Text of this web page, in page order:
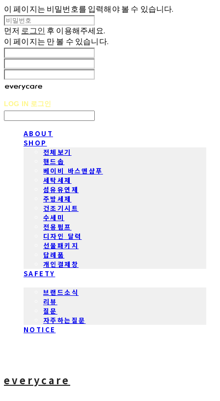
이 페이지는 비밀번호를 입력해야 볼 수 있습니다.
먼저 로그인 후 이용해주세요.
이 페이지는 만 볼 수 있습니다.
LOG IN 로그인
ABOUT
SHOP
전체보기
핸드솝
베이비 바스앤샴푸
세탁세제
섬유유연제
주방세제
건조기시트
수세미
전용펌프
디자인 달력
선물패키지
답례품
개인결제창
SAFETY
브랜드소식
리뷰
질문
자주하는질문
NOTICE
everycare